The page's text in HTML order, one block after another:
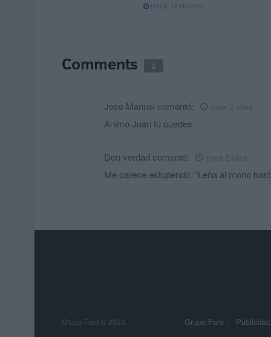
HACE 18 HORAS
Comments 2
Jose Manuel comentó: hace 2 años
Animo Juan tú puedes
Don verdad comentó: hace 2 años
Me parece estupendo. “Leña al mono
Grupo Faro Publicidad
Grupo Faro © 2023